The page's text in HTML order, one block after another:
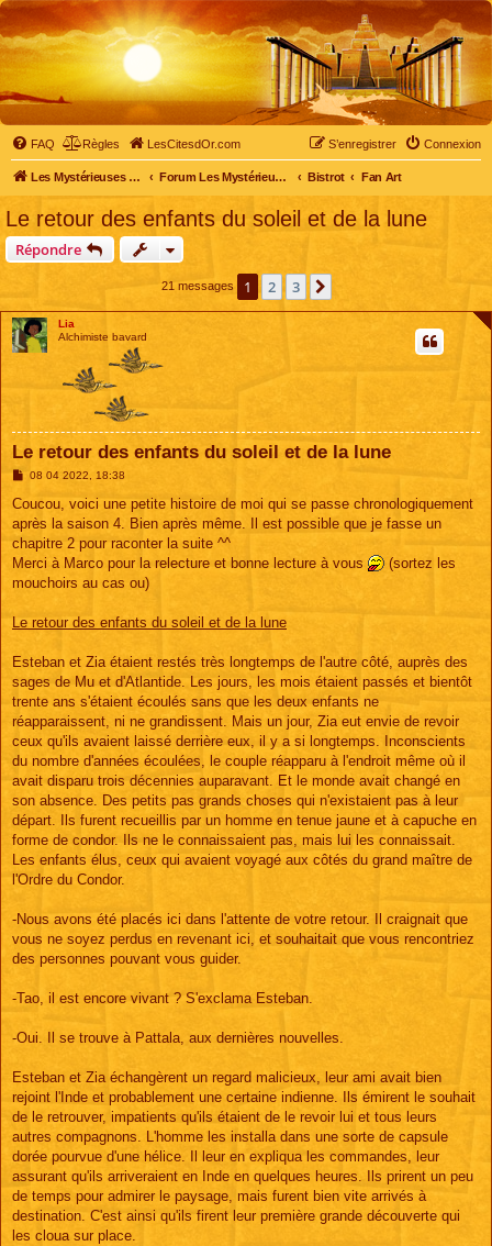
FAQ Règles LesCitesdOr.com Connexion
S’enregistrer
Les Mystérieuses Cités d'Or - LesCitesdOr.com Forum Les Mystérieuses Cités d'Or Bistrot Fan Art
Le retour des enfants du soleil et de la lune
Répondre
21 messages 1 2 3
Lia
Alchimiste bavard
Le retour des enfants du soleil et de la lune
M
s
a
g
08 04 2022, 18:38
Coucou, voici une petite histoire de moi qui se passe chronologiquement
après la saison 4. Bien après même. Il est possible que je fasse un
chapitre 2 pour raconter la suite ^^
Merci à Marco pour la relecture et bonne lecture à vous
(sortez les
mouchoirs au cas ou)
Le retour des enfants du soleil et de la lune
Esteban et Zia étaient restés très longtemps de l'autre côté, auprès des
sages de Mu et d'Atlantide. Les jours, les mois étaient passés et bientôt
trente ans s'étaient écoulés sans que les deux enfants ne
réapparaissent, ni ne grandissent. Mais un jour, Zia eut envie de revoir
ceux qu'ils avaient laissé derrière eux, il y a si longtemps. Inconscients
du nombre d'années écoulées, le couple réapparu à l'endroit même où il
avait disparu trois décennies auparavant. Et le monde avait changé en
son absence. Des petits pas grands choses qui n'existaient pas à leur
départ. Ils furent recueillis par un homme en tenue jaune et à capuche en
forme de condor. Ils ne le connaissaient pas, mais lui les connaissait.
Les enfants élus, ceux qui avaient voyagé aux côtés du grand maître de
l'Ordre du Condor.
-Nous avons été placés ici dans l'attente de votre retour. Il craignait que
vous ne soyez perdus en revenant ici, et souhaitait que vous rencontriez
des personnes pouvant vous guider.
-Tao, il est encore vivant ? S'exclama Esteban.
-Oui. Il se trouve à Pattala, aux dernières nouvelles.
Esteban et Zia échangèrent un regard malicieux, leur ami avait bien
rejoint l'Inde et probablement une certaine indienne. Ils émirent le souhait
de le retrouver, impatients qu'ils étaient de le revoir lui et tous leurs
autres compagnons. L'homme les installa dans une sorte de capsule
dorée pourvue d'une hélice. Il leur en expliqua les commandes, leur
assurant qu'ils arriveraient en Inde en quelques heures. Ils prirent un peu
de temps pour admirer le paysage, mais furent bien vite arrivés à
destination. C'est ainsi qu'ils firent leur première grande découverte qui
les cloua sur place.